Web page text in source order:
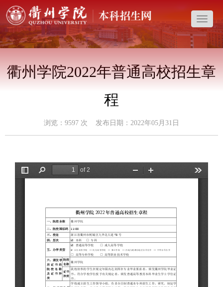
导
航
菜
衢州学院2022年普通高校招生章
程
浏览： 9597 次 发布日期：2022年05月31日